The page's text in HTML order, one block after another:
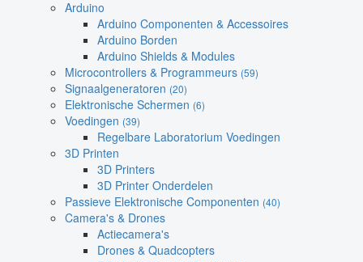
Arduino
Arduino Componenten & Accessoires
Arduino Borden
Arduino Shields & Modules
Microcontrollers & Programmeurs (59)
Signaalgeneratoren (20)
Elektronische Schermen (6)
Voedingen (39)
Regelbare Laboratorium Voedingen
3D Printen
3D Printers
3D Printer Onderdelen
Passieve Elektronische Componenten (40)
Camera's & Drones
Actiecamera's
Drones & Quadcopters